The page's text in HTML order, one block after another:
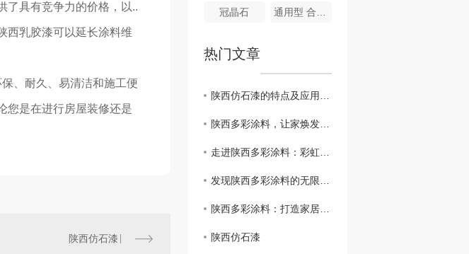
了具有竞争力的价格，以..
西乳胶漆可以延长涂料维
、耐久、易清洁和施工便
您是在进行房屋装修还是
陕西仿石漆
冠晶石 通用型 合成高分子防水涂膜
热门文章
陕西仿石漆的特点及应用领域分析
陕西多彩涂料，让家焕发绚丽色彩
走进陕西多彩涂料：彩虹般的装饰选择
发现陕西多彩涂料的无限可能性
陕西多彩涂料：打造家居色彩的艺术之选
陕西仿石漆